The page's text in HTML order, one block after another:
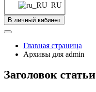
RU
В личный кабинет
Главная страница
Архивы для admin
Заголовок статьи